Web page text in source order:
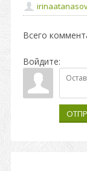
Всего
Войдите: